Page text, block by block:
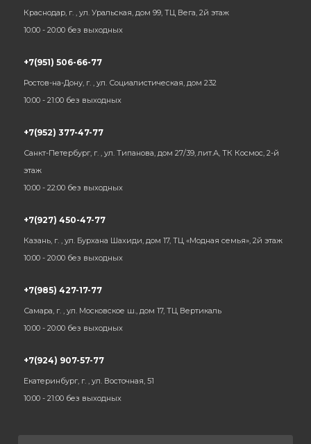
Краснодар, г. , ул. Уральская, дом 99, ТЦ Вега, 2й этаж
10:00 - 20:00 без выходных
+7(951) 506-66-77
Ростов-на-Дону, г. , ул. Социалистическая, дом 232
10:00 - 21:00 без выходных
+7(952) 377-47-77
Санкт-Петербург, г. , ул. Типанова, дом 27/39, лит.А, ТК Космос, 2-й
этаж
10:00 - 22:00 без выходных
+7(927) 450-47-77
Казань, г. , ул. Бурхана Шахиди, дом 17, ТЦ «Модная семья», 2й этаж
10:00 - 20:00 без выходных
+7(985) 427-17-77
Самара, г. , ул. Московское ш., дом 17, ТЦ Вертикаль
10:00 - 20:00 без выходных
+7(924) 907-57-77
Екатеринбург, г. , ул. Восточная, 51
10:00 - 21:00 без выходных